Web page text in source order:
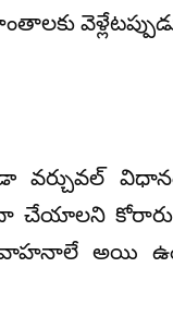
వెళ్లేటప్పుడు
వర్చువల్
చేయాలని కోరారు.
వాహనాలే అయి